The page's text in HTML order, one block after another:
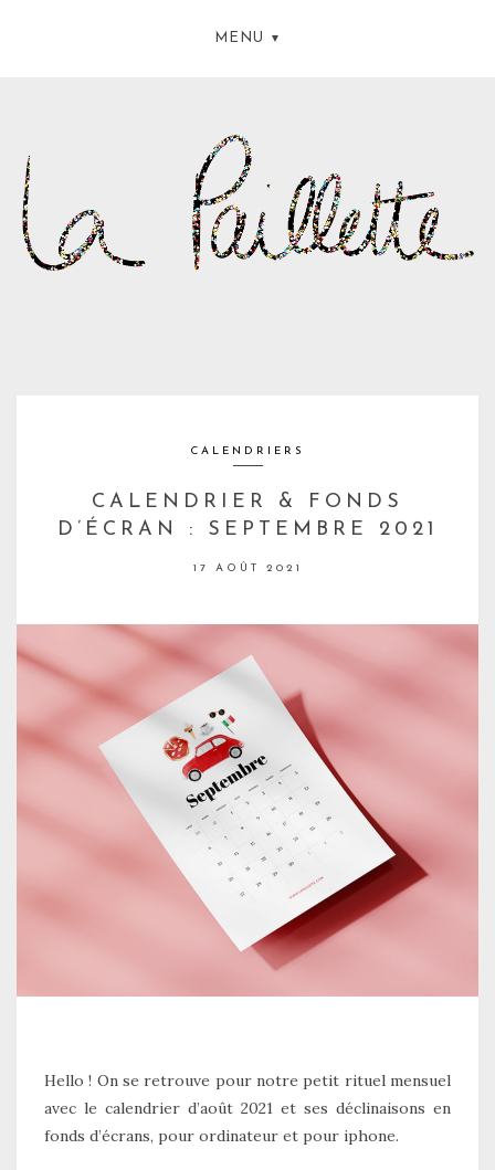
MENU
CALENDRIERS
CALENDRIER & FONDS
D’ÉCRAN : SEPTEMBRE 2021
17 AOÛT 2021
Hello ! On se retrouve pour notre petit rituel mensuel
avec le calendrier d’août 2021 et ses déclinaisons en
fonds d’écrans, pour ordinateur et pour iphone.